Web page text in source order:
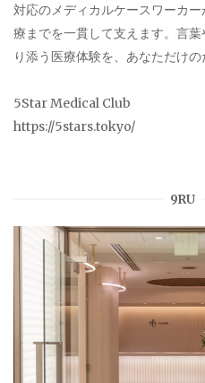
対応のメディカルケースワーカ
療までを一貫して支えます。言
り添う医療体験を、あなただけの
5Star Medical Club
https://5stars.tokyo/
9RU